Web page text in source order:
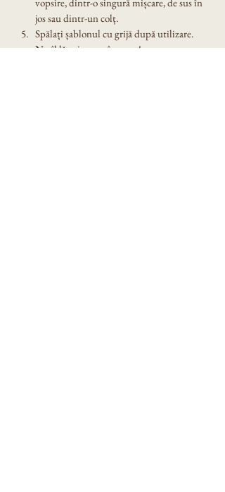
jos sau dintr-un colț.
Spălați șablonul cu grijă după utilizare.
Nu îl lăsați expus în soare!